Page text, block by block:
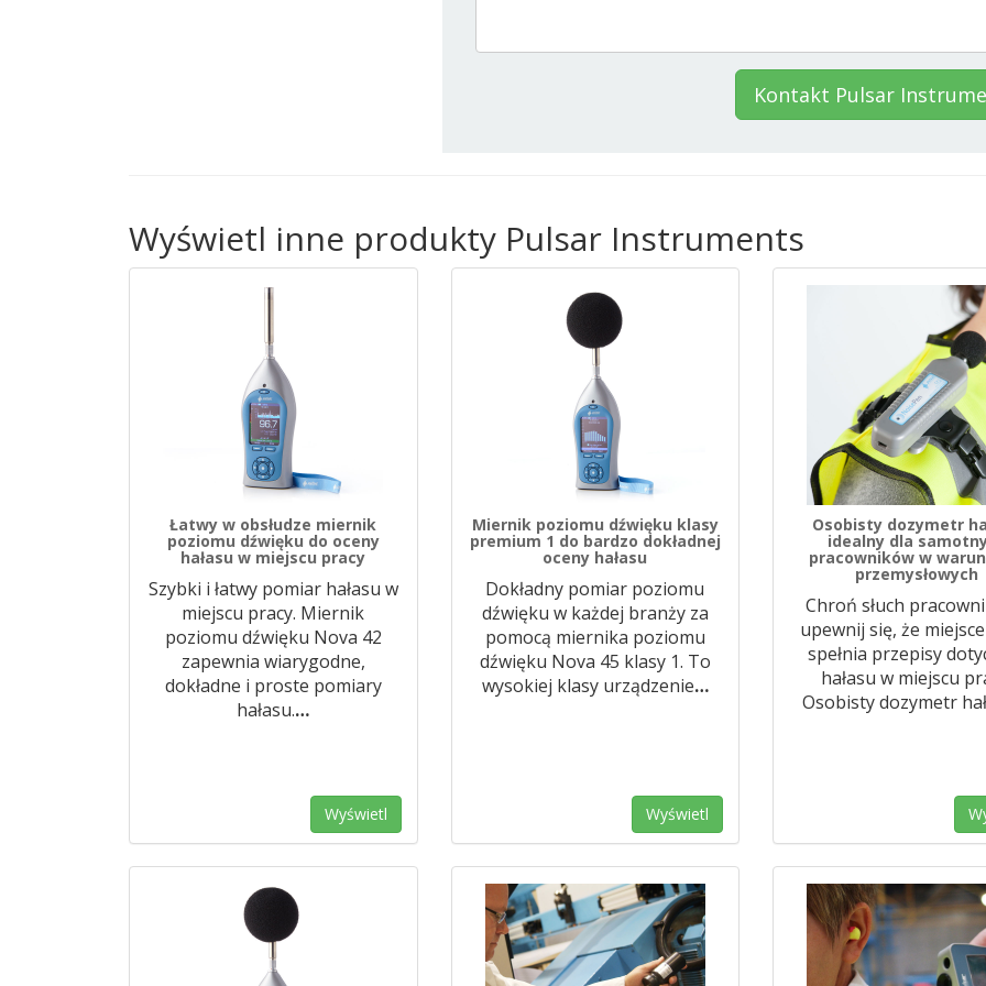
Kontakt Pulsar
Wyświetl inne produkty Pulsar Instruments
Łatwy w obsłudze miernik
poziomu dźwięku do oceny
hałasu w miejscu pracy
Szybki i łatwy pomiar hałasu w
miejscu pracy. Miernik
poziomu dźwięku Nova 42
zapewnia wiarygodne,
dokładne i proste pomiary
hałasu.…
Wyświetl
Miernik poziomu dźwięku klasy
premium 1 do bardzo dokładnej
oceny hałasu
Dokładny pomiar poziomu
dźwięku w każdej branży za
pomocą miernika poziomu
dźwięku Nova 45 klasy 1. To
wysokiej klasy urządzenie…
Wyświetl
Osobisty dozymetr
idealny dla
pracowników w
przemysłowych
Chroń słuch
upewnij się, że
spełnia przepisy
hałasu w miejscu
Osobisty dozymetr